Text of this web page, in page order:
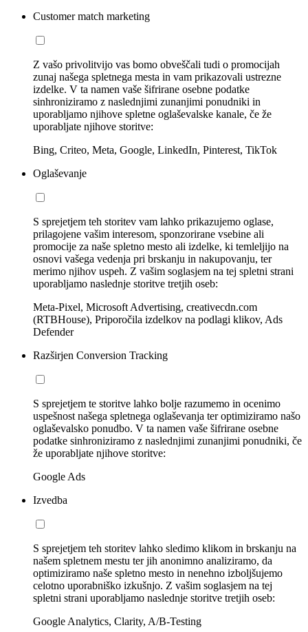
Customer match marketing
Z vašo privolitvijo vas bomo obveščali tudi o promocijah
zunaj našega spletnega mesta in vam prikazovali ustrezne
izdelke. V ta namen vaše šifrirane osebne podatke
sinhroniziramo z naslednjimi zunanjimi ponudniki in
uporabljamo njihove spletne oglaševalske kanale, če že
uporabljate njihove storitve:
Bing, Criteo, Meta, Google, LinkedIn, Pinterest, TikTok
Oglaševanje
S sprejetjem teh storitev vam lahko prikazujemo oglase,
prilagojene vašim interesom, sponzorirane vsebine ali
promocije za naše spletno mesto ali izdelke, ki temleljijo na
osnovi vašega vedenja pri brskanju in nakupovanju, ter
merimo njihov uspeh. Z vašim soglasjem na tej spletni strani
uporabljamo naslednje storitve tretjih oseb:
Meta-Pixel, Microsoft Advertising, creativecdn.com
(RTBHouse), Priporočila izdelkov na podlagi klikov, Ads
Defender
Razširjen Conversion Tracking
S sprejetjem te storitve lahko bolje razumemo in ocenimo
uspešnost našega spletnega oglaševanja ter optimiziramo našo
oglaševalsko ponudbo. V ta namen vaše šifrirane osebne
podatke sinhroniziramo z naslednjimi zunanjimi ponudniki, če
že uporabljate njihove storitve:
Google Ads
Izvedba
S sprejetjem teh storitev lahko sledimo klikom in brskanju na
našem spletnem mestu ter jih anonimno analiziramo, da
optimiziramo naše spletno mesto in nenehno izboljšujemo
celotno uporabniško izkušnjo. Z vašim soglasjem na tej
spletni strani uporabljamo naslednje storitve tretjih oseb:
Google Analytics, Clarity, A/B-Testing